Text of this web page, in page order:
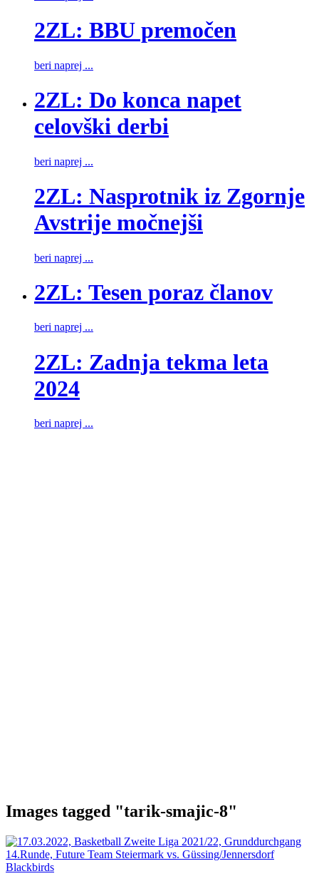
2ZL: BBU premočen
beri naprej ...
2ZL: Do konca napet
celovški derbi
beri naprej ...
2ZL: Nasprotnik iz Zgornje
Avstrije močnejši
beri naprej ...
2ZL: Tesen poraz članov
beri naprej ...
2ZL: Zadnja tekma leta
2024
beri naprej ...
Images tagged "tarik-smajic-8"